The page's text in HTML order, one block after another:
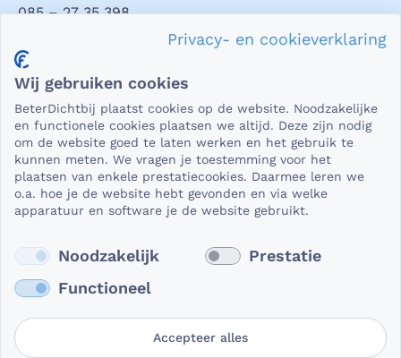
085 – 27 35 398
Privacy en veiligheid
essentieel dat die beveiligd worden uitgewisseld. En dat
die gegevens niet in verkeerde handen vallen. Daar kun je
op rekenen bij BeterDichtbij.
Lees verder
Privacy- en cookieverklaring
Wij gebruiken cookies
BeterDichtbij plaatst cookies op de website. Noodzakelijke
en functionele cookies plaatsen we altijd. Deze zijn nodig
om de website goed te laten werken en het gebruik te
kunnen meten. We vragen je toestemming voor het
plaatsen van enkele prestatiecookies. Daarmee leren we
o.a. hoe je de website hebt gevonden en via welke
apparatuur en software je de website gebruikt.
Noodzakelijk
Prestatie
Functioneel
Accepteer alles